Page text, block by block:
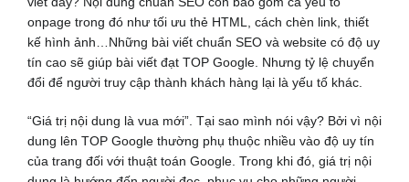
onpage trong đó như tối ưu thẻ HTML, cách chèn link, thiết
kế hình ảnh…Những bài viết chuẩn SEO và website có độ uy
tín cao sẽ giúp bài viết đạt TOP Google. Nhưng tỷ lệ chuyển
đổi để người truy cập thành khách hàng lại là yếu tố khác.
“Giá trị nội dung là vua mới”. Tại sao mình nói vậy? Bởi vì nội
dung lên TOP Google thường phụ thuộc nhiều vào độ uy tín
của trang đối với thuật toán Google. Trong khi đó, giá trị nội